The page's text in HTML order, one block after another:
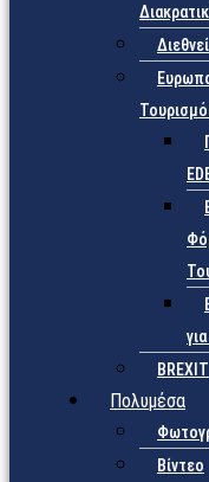
BREXIT
Πολυμέσα
Βίντεο